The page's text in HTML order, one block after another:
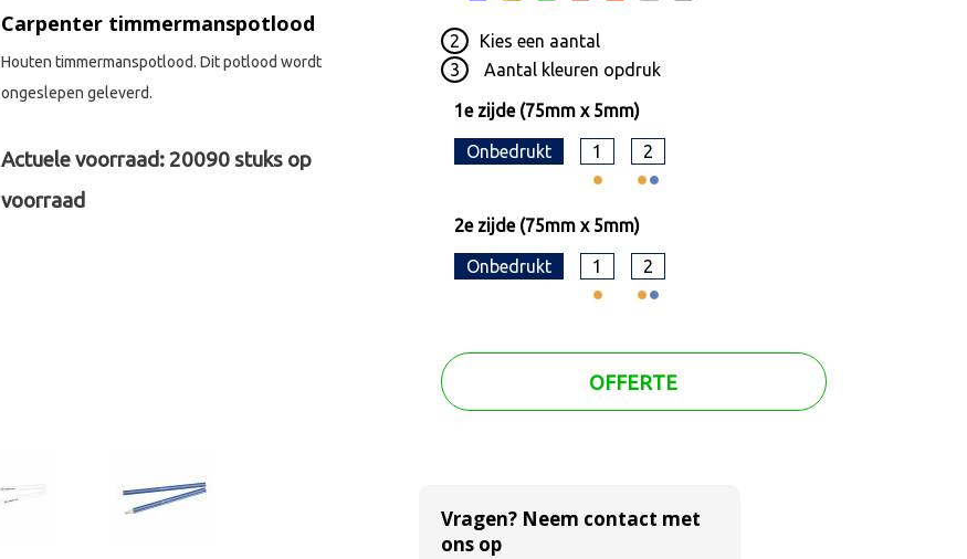
2 Kies een aantal
3
Aantal kleuren opdruk
1e zijde (75mm x 5mm)
Onbedrukt 1 2
2e zijde (75mm x 5mm)
Onbedrukt 1 2
OFFERTE
Carpenter timmermanspotlood
Houten timmermanspotlood. Dit potlood wordt
ongeslepen geleverd.
Actuele voorraad:20090stuks op
voorraad
Vragen? Neem contact met
ons op